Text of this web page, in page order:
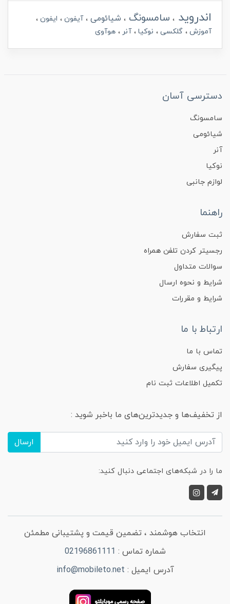
اندروید سامسونگ شیائومی آیفون
ایفون
آموزش
گلکسی نوکیا آنر هوآوی
دسترسی آسان
سامسونگ
شیائومی
آنر
نوکیا
لوازم جانبی
راهنما
ثبت سفارش
رجسیتر کردن تلفن همراه
سوالات متداول
شرایط و نحوه ارسال
شرایط و مقررات
ارتباط با ما
تماس با ما
پیگیری سفارش
تکمیل اطلاعات ثبت نام
از تخفیف‌ها و جدیدترین‌های ما باخبر شوید :
ارسال
ما را در شبکه‌های اجتماعی دنبال کنید:
انتخاب هوشمند ، تضمین قیمت و پشتیبانی مطمئن
شماره تماس : 02196861111
آدرس ایمیل : info@mobileto.net